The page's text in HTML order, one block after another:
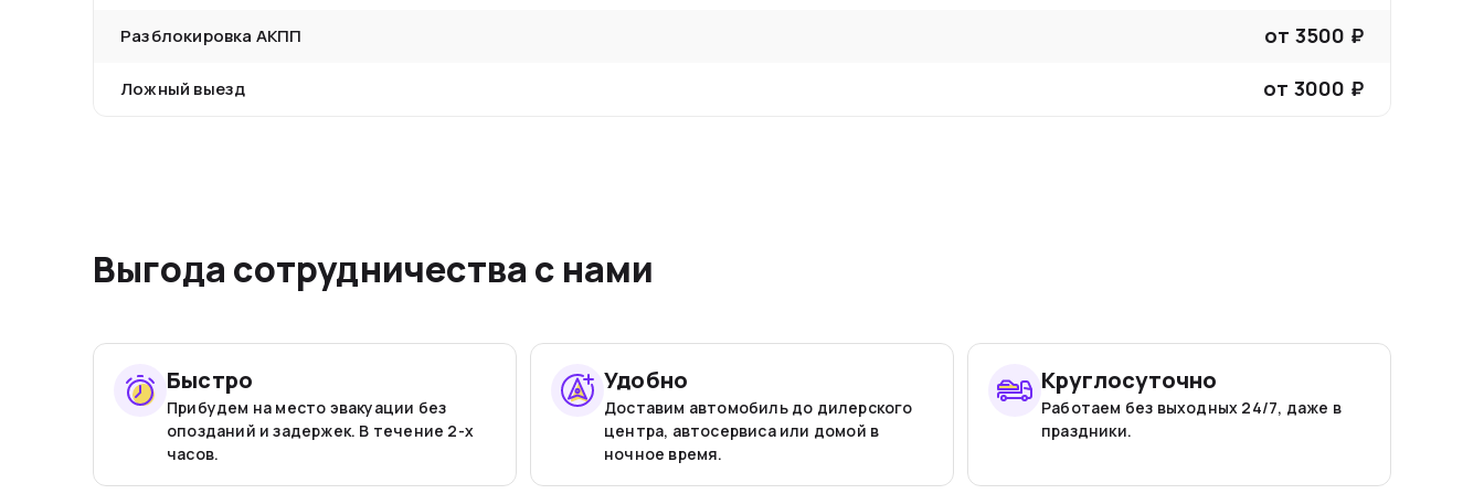
Разблокировка АКПП от 3500 ₽
Ложный выезд от 3000 ₽
Выгода сотрудничества с нами
Быстро
Прибудем на место эвакуации без
опозданий и задержек. В течение 2-х
часов.
Удобно
Доставим автомобиль до дилерского
центра, автосервиса или домой в
ночное время.
Круглосуточно
Работаем без выходных 24/7, даже в
праздники.